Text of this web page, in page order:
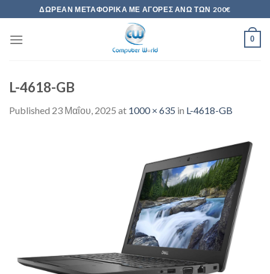
to
content
ΔΩΡΕΆΝ ΜΕΤΑΦΟΡΙΚΆ ΜΕ ΑΓΟΡΈΣ ΆΝΩ ΤΩΝ 200€
0
L-4618-GB
Published 23 Μαΐου, 2025 at 1000 × 635 in L-4618-GB